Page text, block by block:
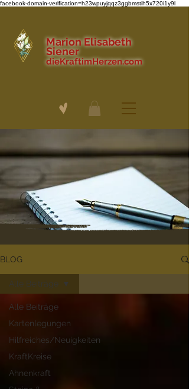
facebook-domain-verification=h23wpuyjqqz3ggbmstih5x720i1y9l
Marion Elisabeth
Siener
dieKraftimHerzen.com
BLOG
Alle Beiträge
Kartenlegungen
Hilfreiches/Neuigkeiten
KraftKreise
Ahnenkraft
Alle Beiträge